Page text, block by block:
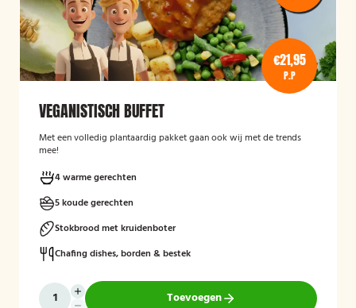
€21,95
P.P
VEGANISTISCH BUFFET
Met een volledig plantaardig pakket gaan ook wij met de trends
mee!
4 warme gerechten
5 koude gerechten
Stokbrood met kruidenboter
Chafing dishes, borden & bestek
Toevoegen